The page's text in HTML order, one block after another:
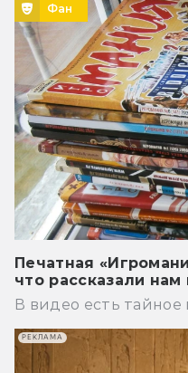
Фан
Печатная
что рассказали
В видео есть тайное
РЕКЛАМА